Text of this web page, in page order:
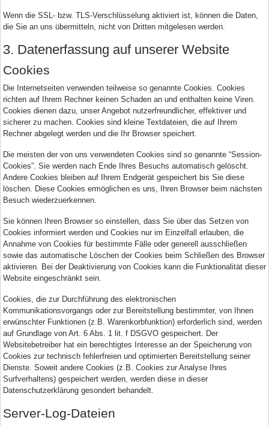
Wenn die SSL- bzw. TLS-Verschlüsselung aktiviert ist, können die Daten,
die Sie an uns übermitteln, nicht von Dritten mitgelesen werden.
3. Datenerfassung auf unserer Website
Cookies
Die Internetseiten verwenden teilweise so genannte Cookies. Cookies
richten auf Ihrem Rechner keinen Schaden an und enthalten keine Viren.
Cookies dienen dazu, unser Angebot nutzerfreundlicher, effektiver und
sicherer zu machen. Cookies sind kleine Textdateien, die auf Ihrem
Rechner abgelegt werden und die Ihr Browser speichert.
Die meisten der von uns verwendeten Cookies sind so genannte “Session-
Cookies”. Sie werden nach Ende Ihres Besuchs automatisch gelöscht.
Andere Cookies bleiben auf Ihrem Endgerät gespeichert bis Sie diese
löschen. Diese Cookies ermöglichen es uns, Ihren Browser beim nächsten
Besuch wiederzuerkennen.
Sie können Ihren Browser so einstellen, dass Sie über das Setzen von
Cookies informiert werden und Cookies nur im Einzelfall erlauben, die
Annahme von Cookies für bestimmte Fälle oder generell ausschließen
sowie das automatische Löschen der Cookies beim Schließen des Browser
aktivieren. Bei der Deaktivierung von Cookies kann die Funktionalität dieser
Website eingeschränkt sein.
Cookies, die zur Durchführung des elektronischen
Kommunikationsvorgangs oder zur Bereitstellung bestimmter, von Ihnen
erwünschter Funktionen (z.B. Warenkorbfunktion) erforderlich sind, werden
auf Grundlage von Art. 6 Abs. 1 lit. f DSGVO gespeichert. Der
Websitebetreiber hat ein berechtigtes Interesse an der Speicherung von
Cookies zur technisch fehlerfreien und optimierten Bereitstellung seiner
Dienste. Soweit andere Cookies (z.B. Cookies zur Analyse Ihres
Surfverhaltens) gespeichert werden, werden diese in dieser
Datenschutzerklärung gesondert behandelt.
Server-Log-Dateien